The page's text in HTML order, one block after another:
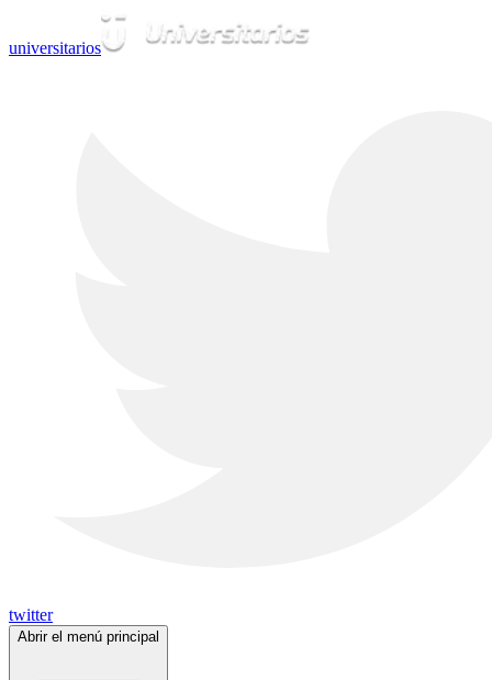
universitarios
twitter
Abrir el menú principal